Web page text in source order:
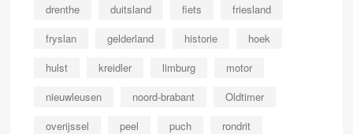
drenthe
duitsland fiets
friesland
fryslan
gelderland historie
hoek
hulst
kreidler limburg
motor
nieuwleusen
noord-brabant
Oldtimer
overijssel
peel puch
rondrit